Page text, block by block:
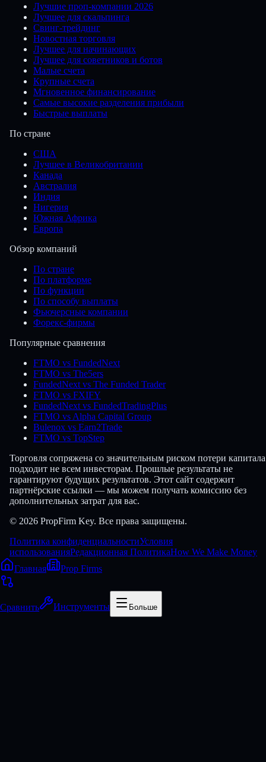
Лучшие проп-компании 2026
Лучшее для скальпинга
Свинг-трейдинг
Новостная торговля
Лучшее для начинающих
Лучшее для советников и ботов
Малые счета
Крупные счета
Мгновенное финансирование
Самые высокие разделения прибыли
Быстрые выплаты
По стране
США
Лучшее в Великобритании
Канада
Австралия
Индия
Нигерия
Южная Африка
Европа
Обзор компаний
По стране
По платформе
По функции
По способу выплаты
Фьючерсные компании
Форекс-фирмы
Популярные сравнения
FTMO vs FundedNext
FTMO vs The5ers
FundedNext vs The Funded Trader
FTMO vs FXIFY
FundedNext vs FundedTradingPlus
FTMO vs Alpha Capital Group
Bulenox vs Earn2Trade
FTMO vs TopStep
Торговля сопряжена со значительным риском потери
подходит не всем инвесторам. Прошлые результаты не
гарантируют будущих результатов. Этот сайт содержит
партнёрские ссылки — мы можем получать комиссию без
дополнительных затрат для вас.
© 2026 PropFirm Key. Все права защищены.
Политика конфиденциальностиУсловия
использованияРедакционная ПолитикаHow We Make Money
Главная
Prop Firms
Сравнить Инструменты Больше